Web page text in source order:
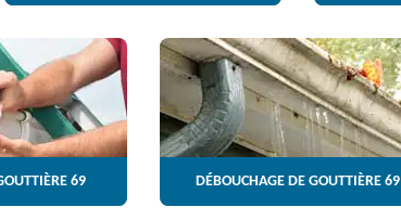
69 DÉBOUCHAGE DE GOUTTIÈRE 69